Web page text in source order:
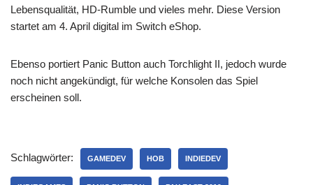
Lebensqualität, HD-Rumble und vieles mehr. Diese Version
startet am 4. April digital im Switch eShop.
Ebenso portiert Panic Button auch Torchlight II, jedoch wurde
noch nicht angekündigt, für welche Konsolen das Spiel
erscheinen soll.
Schlagwörter: GAMEDEV HOB INDIEDEV